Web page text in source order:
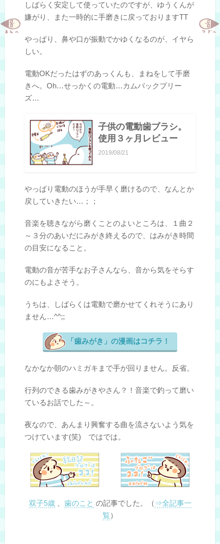
しばらく安定して使っていたのですが、ゆうくんが
嫌がり、また一時的に手磨きに戻っておりますTT
やっぱり、鼻や口が振動でかゆくなるのが、イヤら
しい。
電動OKだったはずのあっくんも、まねをして手磨
きへ。Oh…せっかくの電動…カムバックプリー
ズ…
子供の電動歯ブラシ。
使用３ヶ月レビュー
2019/08/21
やっぱり電動のほうが手早く磨けるので、なんとか
戻していきたい…；；
音楽を聴きながら磨くことのよいところは、１曲２
～３分のあいだにみがき終えるので、はみがき時間
の目安になること。
電動の音が苦手なお子さんなら、音から気をそらす
のにもよさそう。
うちは、しばらくは電動で磨かせてくれそうにあり
ません…^^;;
「歯みがき」の漫画はコチラ！
なかなか朝のハミガキまで手が回りません。反省。
行列のできる歯みがきやさん？！音楽で釣って磨い
ているお話でした～。
夜なので、あんまり興奮する曲を流さないよう気を
つけています(笑) ではでは。
双子5歳、 歯のこと の記事でした。（ ⇒全記事一
覧）